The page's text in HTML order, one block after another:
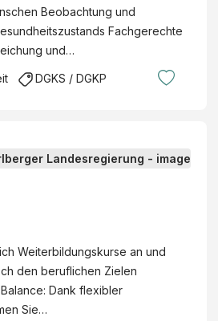
Beobachtung und
Fachgerechte
und…
DGKS / DGKP
Weiterbildungskurse an und
den beruflichen Zielen
Dank flexibler
Sie…